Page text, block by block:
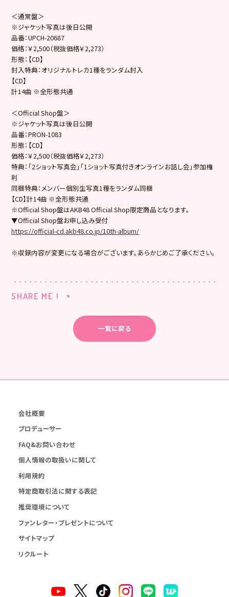
＜通常盤＞
※ジャケット写真は後日公開
品番：UPCH-20687
価格：￥2,500（税抜価格￥2,273）
形態：【CD】
封入特典：オリジナルトレカ1種をランダム封入
【CD】
計14曲 ※全形態共通
＜Official Shop盤＞
※ジャケット写真は後日公開
品番：PRON-1083
形態：【CD】
価格：￥2,500（税抜価格￥2,273）
特典：「2ショット写真会」「1ショット写真付きオンラインお話し会」参加権
利
同梱特典：メンバー個別生写真1種をランダム同梱
【CD】計14曲 ※全形態共通
※Official Shop盤はAKB48 Official Shop限定商品となります。
▼Official Shop盤お申し込み受付
https://official-cd.akb48.co.jp/10th-album/
※収録内容が変更になる場合がございます。あらかじめご了承ください。
SHARE ME !
一覧に戻る
会社概要
プロデューサー
FAQ&お問い合わせ
個人情報の取扱いに関して
利用規約
特定商取引法に関する表記
推奨環境について
ファンレター・プレゼントについて
サイトマップ
リクルート